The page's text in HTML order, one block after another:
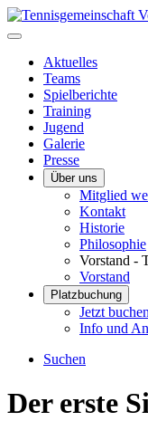
Aktuelles
Teams
Spielberichte
Training
Jugend
Galerie
Presse
Über uns
Mitglied
Kontakt
Historie
Philosophie
Vorstand -
Vorstand
Platzbuchung
Jetzt
Info und
Suchen
Der erste